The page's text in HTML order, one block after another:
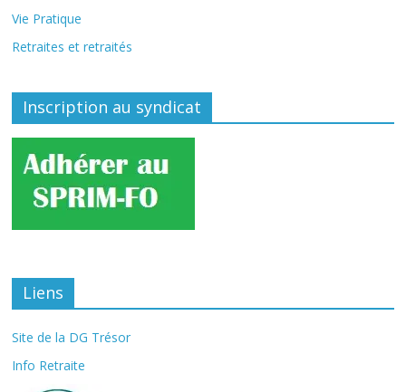
Vie Pratique
Retraites et retraités
Inscription au syndicat
Liens
Site de la DG Trésor
Info Retraite